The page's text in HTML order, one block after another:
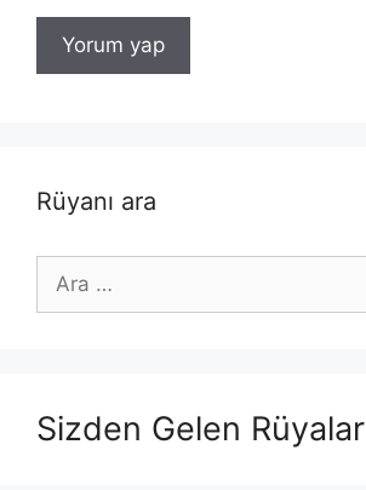
Rüyanı ara
ara
Sizden Gelen Rüyalar